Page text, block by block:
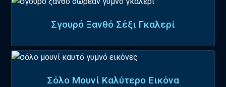
Σγουρό Ξανθό Σέξι Γκαλερί
Σόλο Μουνί Καλύτερο Εικόνα